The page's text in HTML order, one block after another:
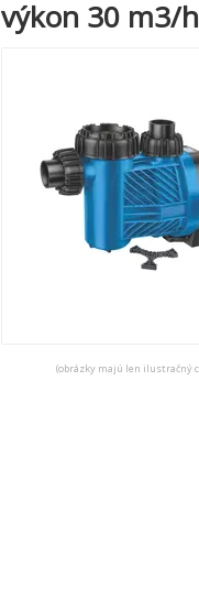
výkon 30 m3/
(obrázky majú len ilustračný